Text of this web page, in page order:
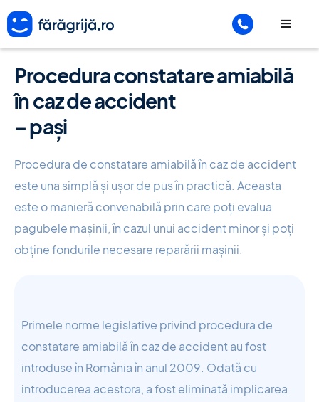
Procedura constatare amiabilă
în caz de accident
– pași
Procedura de constatare amiabilă în caz de accident
este una simplă și ușor de pus în practică. Aceasta
este o manieră convenabilă prin care poți evalua
pagubele mașinii, în cazul unui accident minor și poți
obține fondurile necesare reparării mașinii.
Primele norme legislative privind procedura de
constatare amiabilă în caz de accident au fost
introduse în România în anul 2009. Odată cu
introducerea acestora, a fost eliminată implicarea